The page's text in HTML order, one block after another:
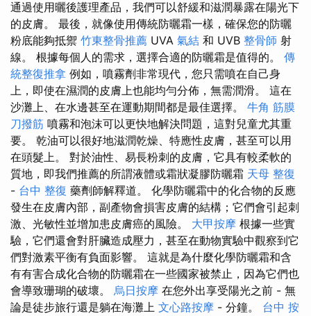
通過使用曬後護理產品，我們可以舒緩和滋潤暴露在陽光下
的皮膚。 最後，就像使用傳統防曬霜一樣，確保您的防曬
粉底能夠抵禦 竹東整骨推薦 UVA 氣結 和 UVB 整骨師 射
線。 根據每個人的需求，選擇合適的防曬霜是值得的。 傳
統整復推拿 例如，噴霧劑非常現代，您只需噴在自己身
上，即使在濕潤的皮膚上也能均勻分佈，無需潤滑。 這在
沙灘上、在水邊甚至在運動期間都是最佳選擇。 牛角 筋膜
刀撥筋 噴霧和泡沫可以更快地解決問題，這對兒童尤其重
要。 乾油可以很好地滋潤乾燥、特應性皮膚，甚至可以用
在頭髮上。 對於油性、易長粉刺的皮膚，它具有較柔軟的
質地，即我們推薦的所謂液體或霜狀凝膠防曬霜 天母 整復
- 台中 整復 藥劑師解釋道。 化學防曬霜中的化合物的反應
發生在皮膚內部，副產物會損害皮膚的結構；它們會引起刺
激、光敏性並增加患皮膚癌的風險。 大甲按摩 根據一些實
驗，它們還會對肝臟造成壓力，甚至在動物實驗中觀察到它
們對激素平衡有負面影響。 這就是為什麼化學防曬霜和含
有有害合成化合物的防曬霜在一些國家被禁止，因為它們也
會導致珊瑚的破壞。 烏日按摩 在您外出享受陽光之前 - 無
論是徒步旅行還是躺在海灘上 文心路按摩 - 分鐘。 台中 按